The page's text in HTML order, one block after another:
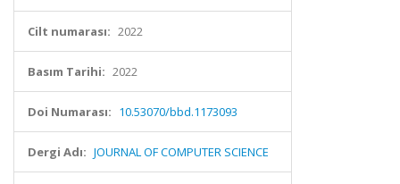
Cilt numarası: 2022
Basım Tarihi: 2022
Doi Numarası: 10.53070/bbd.1173093
Dergi Adı: JOURNAL OF COMPUTER SCIENCE